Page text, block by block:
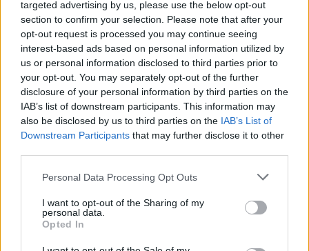
targeted advertising by us, please use the below opt-out
section to confirm your selection. Please note that after your
opt-out request is processed you may continue seeing
interest-based ads based on personal information utilized by
us or personal information disclosed to third parties prior to
your opt-out. You may separately opt-out of the further
disclosure of your personal information by third parties on the
IAB’s list of downstream participants. This information may
also be disclosed by us to third parties on the IAB’s List of
Downstream Participants that may further disclose it to other
Personal Data Processing Opt Outs
I want to opt-out of the Sharing of my
personal data.
Opted In
Ντάλας Μάβερικς: Νέες «αιχμές» ο Κιούμπαν,
«50άρα» ο Νοβίτσκι
Στο αργό μπάσκετ του κολεγιακού πρωταθλήματος
του NCAA αναφέρθηκε ο ιδιοκτήτης των Ντάλας